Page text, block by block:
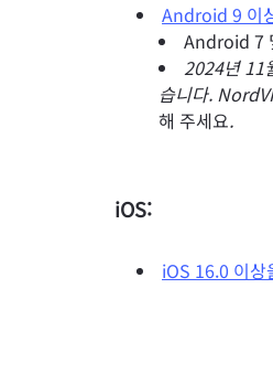
Android 9 이
Android 7
2024년 11
습니다.
해 주세요.
iOS:
iOS 16.0 이